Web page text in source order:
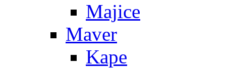
Majice
Maver
Kape